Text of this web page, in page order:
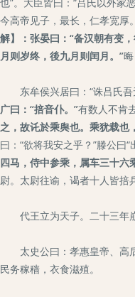
今高帝见子，最长，仁孝宽厚
解】：张晏曰：“备汉朝有变
月则岁终，後九月则闰月。”
东牟侯兴居曰：“诛吕氏吾
广曰：“掊音仆。”有数人不肯
之，故讬於乘舆也。乘犹载也
曰：“欲将我安之乎？”滕公曰
四马，侍中参乘，属车三十六
尉。太尉往谕，谒者十人皆
代王立为天子。二十三年崩
太史公曰：孝惠皇帝、高后
民务稼穑，衣食滋殖。